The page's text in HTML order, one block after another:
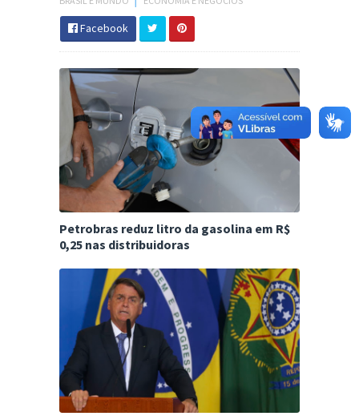
Facebook
Petrobras reduz litro da gasolina em R$
0,25 nas distribuidoras